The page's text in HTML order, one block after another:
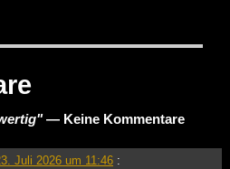
— Keine Kommentare
Juli 2026 um 11:46 :